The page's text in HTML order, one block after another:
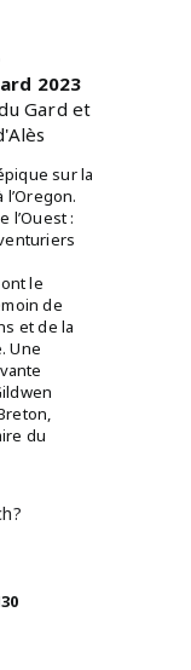
2023
Gard et
sur la
l’Ouest :
le
de
et de la
Une
du